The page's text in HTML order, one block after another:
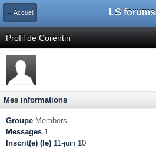
← Accueil LS forums
Profil de Corentin
Mes informations
Groupe Members
Messages 1
Inscrit(e) (le) 11-juin 10